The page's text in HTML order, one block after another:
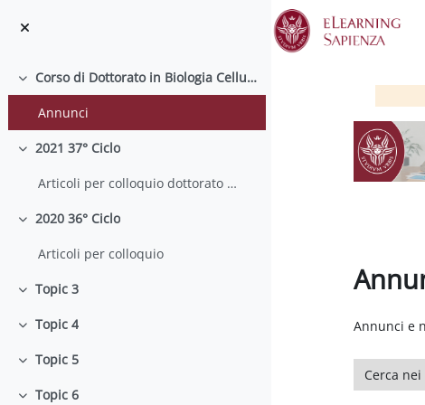
Minimizza Corso di Dottorato in Biologia Cellulare e dello Sviluppo
Annunci
Minimizza
2021 37° Ciclo
Articoli per colloquio dottorato 37 ciclo
Minimizza
2020 36° Ciclo
Articoli per colloquio
Minimizza
Topic 3
Minimizza
Topic 4
Minimizza
Topic 5
Topic 6
Annunci e
Cerca nei